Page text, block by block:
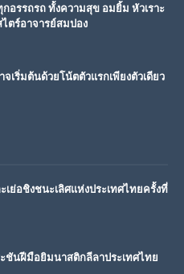
อรรถรถ ทั้งความสุข อมยิ้ม หัวเราะ
ตร์อาจารย์สมปอง
จเริ่มต้นด้วยโน้ตตัวแรกเพียงตัวเดียว
เย่อชิงชนะเลิศแห่งประเทศไทยครั้งที่
ชันฝีมือยิมนาสติกลีลาประเทศไทย